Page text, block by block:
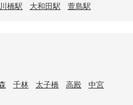
橋駅 大和田駅 萱島駅
千林 太子橋 高殿
中宮